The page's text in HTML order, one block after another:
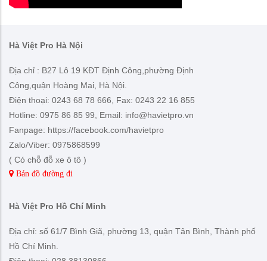
Hà Việt Pro Hà Nội
Địa chỉ : B27 Lô 19 KĐT Định Công,phường Định
Công,quận Hoàng Mai, Hà Nội.
Điện thoại: 0243 68 78 666, Fax: 0243 22 16 855
Hotline: 0975 86 85 99, Email: info@havietpro.vn
Fanpage: https://facebook.com/havietpro
Zalo/Viber: 0975868599
( Có chỗ đỗ xe ô tô )
Bản đồ đường đi
Hà Việt Pro Hồ Chí Minh
Địa chỉ: số 61/7 Bình Giã, phường 13, quận Tân Bình, Thành phố
Hồ Chí Minh.